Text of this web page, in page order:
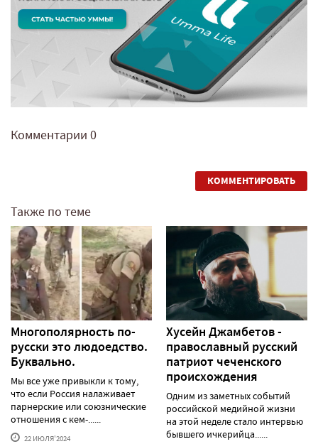
Комментарии 0
КОММЕНТИРОВАТЬ
Также по теме
Многополярность по-
русски это людоедство.
Буквально.
Мы все уже привыкли к тому,
что если Россия налаживает
парнерские или союзнические
отношения с кем-......
22 ИЮЛЯ'2024
Хусейн Джамбетов -
православный русский
патриот чеченского
происхождения
Одним из заметных событий
российской медийной жизни
на этой неделе стало интервью
бывшего ичкерийца......